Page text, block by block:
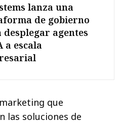
lanza una
de gobierno
desplegar agentes
a escala
que
las soluciones de